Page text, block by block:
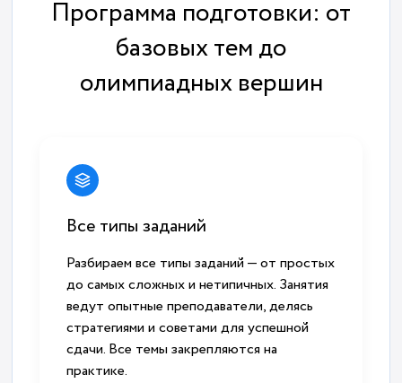
Программа подготовки: от
базовых тем до
олимпиадных вершин
Все типы заданий
Разбираем все типы заданий — от простых
до самых сложных и нетипичных. Занятия
ведут опытные преподаватели, делясь
стратегиями и советами для успешной
сдачи. Все темы закрепляются на
практике.